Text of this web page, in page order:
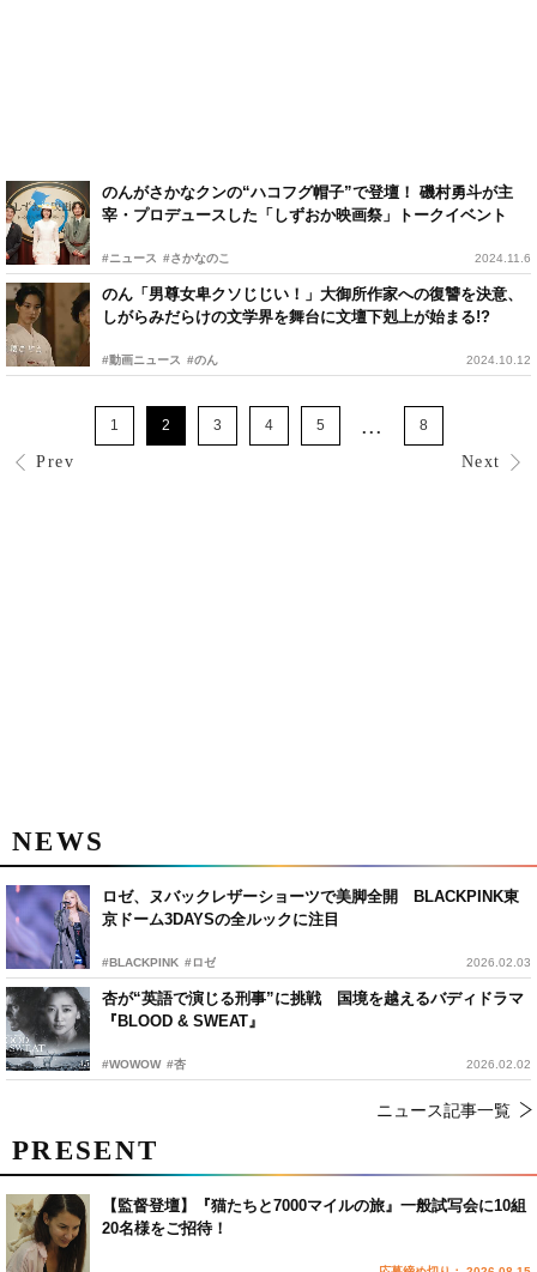
のんがさかなクンの“ハコフグ帽子”で登壇！ 磯村勇斗が主
宰・プロデュースした「しずおか映画祭」トークイベント
#ニュース #さかなのこ 2024.11.6
のん「男尊女卑クソじじい！」大御所作家への復讐を決意、
しがらみだらけの文学界を舞台に文壇下剋上が始まる!?
#動画ニュース #のん 2024.10.12
Prev
1 2 3 4 5 ... 8
Next
NEWS
ロゼ、ヌバックレザーショーツで美脚全開 BLACKPINK東
京ドーム3DAYSの全ルックに注目
#BLACKPINK #ロゼ 2026.02.03
杏が“英語で演じる刑事”に挑戦 国境を越えるバディドラマ
『BLOOD & SWEAT』
#WOWOW #杏 2026.02.02
ニュース記事一覧
PRESENT
【監督登壇】『猫たちと7000マイルの旅』一般試写会に10組
20名様をご招待！